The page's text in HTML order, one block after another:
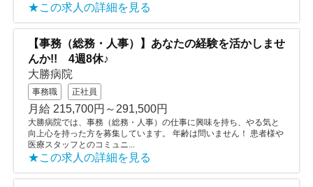
★この求人の詳細を見る
【事務（総務・人事）】あなたの経験を活かしませ
んか!! 4週8休♪
大勝病院
事務職 正社員
月給 215,700円～291,500円
大勝病院では、事務（総務・人事）の仕事に興味を持ち、やる気と
向上心を持った方を募集しています。 年齢は問いません！ 患者様や
医療スタッフとのコミュニ...
★この求人の詳細を見る